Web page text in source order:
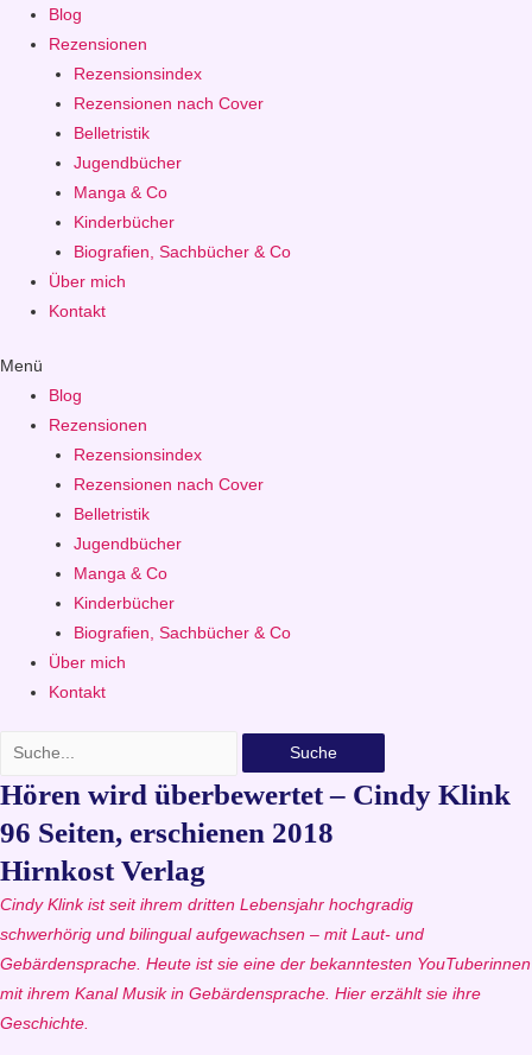
Blog
Rezensionen
Rezensionsindex
Rezensionen nach Cover
Belletristik
Jugendbücher
Manga & Co
Kinderbücher
Biografien, Sachbücher & Co
Über mich
Kontakt
Menü
Blog
Rezensionen
Rezensionsindex
Rezensionen nach Cover
Belletristik
Jugendbücher
Manga & Co
Kinderbücher
Biografien, Sachbücher & Co
Über mich
Kontakt
Suche
Hören wird überbewertet – Cindy Klink
96 Seiten, erschienen 2018
Hirnkost Verlag
Cindy Klink ist seit ihrem dritten Lebensjahr hochgradig
schwerhörig und bilingual aufgewachsen – mit Laut- und
Gebärdensprache. Heute ist sie eine der bekanntesten YouTuberinnen
mit ihrem Kanal Musik in Gebärdensprache. Hier erzählt sie ihre
Geschichte.